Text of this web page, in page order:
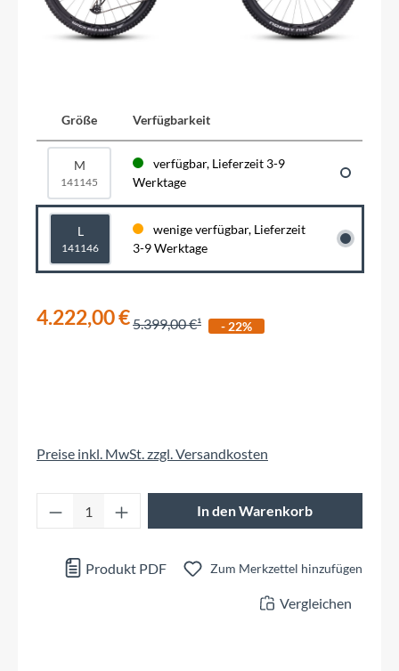
Größe Verfügbarkeit
M
141145
verfügbar, Lieferzeit 3-9
Werktage
L
141146
wenige verfügbar, Lieferzeit
3-9 Werktage
4.222,00 €5.399,00 € - 22%
Preise inkl. MwSt. zzgl. Versandkosten
Produkt Anzahl: Gib den gewünschten
In den Warenkorb
Produkt PDF Zum Merkzettel hinzufügen
Vergleichen